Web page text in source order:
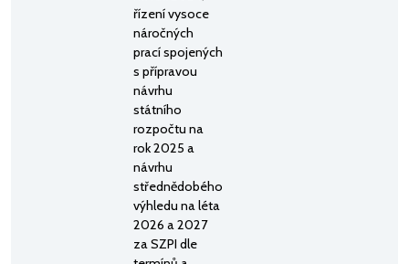
řízení vysoce
náročných
prací spojených
s přípravou
návrhu
státního
rozpočtu na
rok 2025 a
návrhu
střednědobého
výhledu na léta
2026 a 2027
za SZPI dle